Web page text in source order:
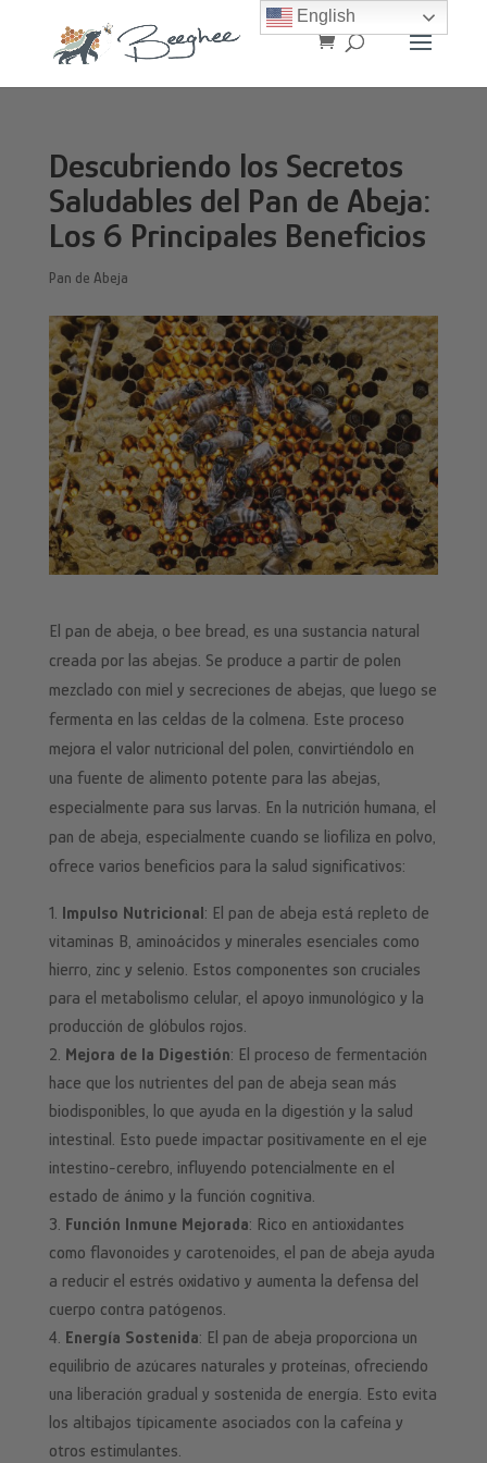
Descubriendo los Secretos
Saludables del Pan de Abeja:
Los 6 Principales Beneficios
Pan de Abeja
El pan de abeja, o bee bread, es una sustancia natural
creada por las abejas. Se produce a partir de polen
mezclado con miel y secreciones de abejas, que luego se
fermenta en las celdas de la colmena. Este proceso
mejora el valor nutricional del polen, convirtiéndolo en
una fuente de alimento potente para las abejas,
especialmente para sus larvas. En la nutrición humana, el
pan de abeja, especialmente cuando se liofiliza en polvo,
ofrece varios beneficios para la salud significativos:
Impulso Nutricional: El pan de abeja está repleto de
vitaminas B, aminoácidos y minerales esenciales como
hierro, zinc y selenio. Estos componentes son cruciales
para el metabolismo celular, el apoyo inmunológico y la
producción de glóbulos rojos.
Mejora de la Digestión: El proceso de fermentación
hace que los nutrientes del pan de abeja sean más
biodisponibles, lo que ayuda en la digestión y la salud
intestinal. Esto puede impactar positivamente en el eje
intestino-cerebro, influyendo potencialmente en el
estado de ánimo y la función cognitiva.
Función Inmune Mejorada: Rico en antioxidantes
como flavonoides y carotenoides, el pan de abeja ayuda
a reducir el estrés oxidativo y aumenta la defensa del
cuerpo contra patógenos.
Energía Sostenida: El pan de abeja proporciona un
equilibrio de azúcares naturales y proteínas, ofreciendo
una liberación gradual y sostenida de energía. Esto evita
los altibajos típicamente asociados con la cafeína y
otros estimulantes.
English